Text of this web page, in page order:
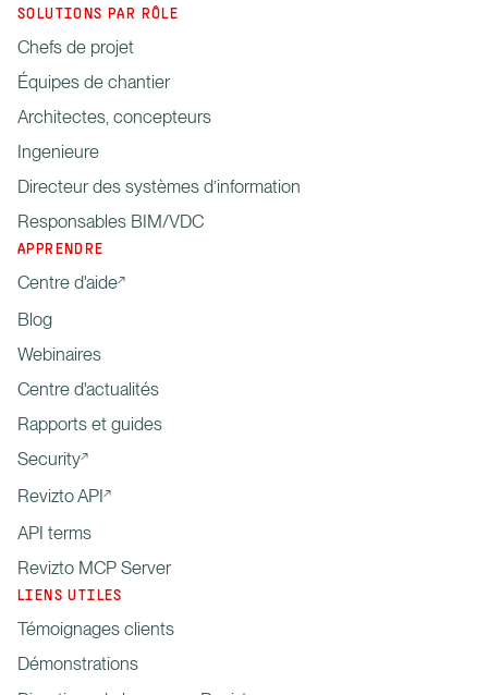
SOLUTIONS PAR RÔLE
Chefs de projet
Équipes de chantier
Architectes, concepteurs
Ingenieure
Directeur des systèmes d’information
Responsables BIM/VDC
APPRENDRE
Centre d'aide
Blog
Webinaires
Centre d'actualités
Rapports et guides
Security
Revizto API
API terms
Revizto MCP Server
LIENS UTILES
Témoignages clients
Démonstrations